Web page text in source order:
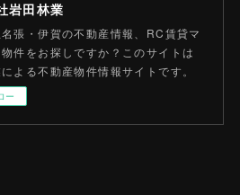
岩田林業
張・伊賀の不動産情報、RC賃貸マ
件をお探しですか？このサイトは
よる不動産物件情報サイトです。
ー